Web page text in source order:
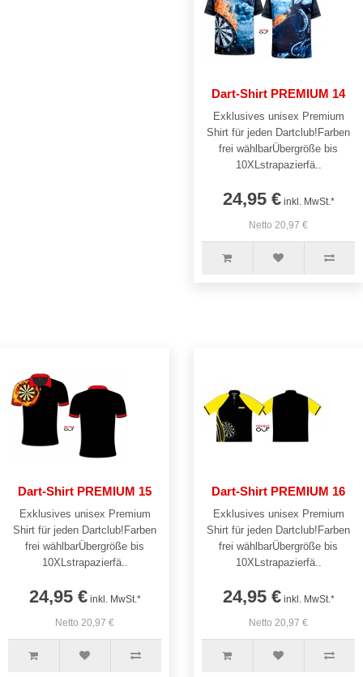
Dart-Shirt PREMIUM 14
Exklusives unisex Premium
Shirt für jeden Dartclub!Farben
frei wählbarÜbergröße bis
10XLstrapazierfä..
24,95 €inkl. MwSt.*
Netto 20,97 €
Dart-Shirt PREMIUM 15
Exklusives unisex Premium
Shirt für jeden Dartclub!Farben
frei wählbarÜbergröße bis
10XLstrapazierfä..
24,95 €inkl. MwSt.*
Netto 20,97 €
Dart-Shirt PREMIUM 16
Exklusives unisex Premium
Shirt für jeden Dartclub!Farben
frei wählbarÜbergröße bis
10XLstrapazierfä..
24,95 €inkl. MwSt.*
Netto 20,97 €